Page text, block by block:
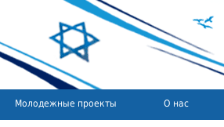
Молодежные проекты О нас